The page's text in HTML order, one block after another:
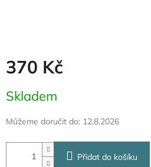
370 Kč
cena:
Skladem
Můžeme doručit do: 12.8.2026
Přidat do košíku